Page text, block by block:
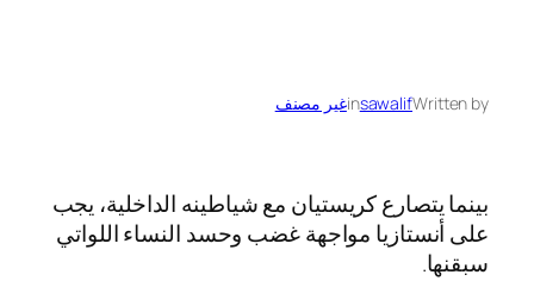
Written by
sawalif
inغير مصنف
بينما يتصارع كريستيان مع شياطينه الداخلية، يجب
على أنستازيا مواجهة غضب وحسد النساء اللواتي
سبقنها.